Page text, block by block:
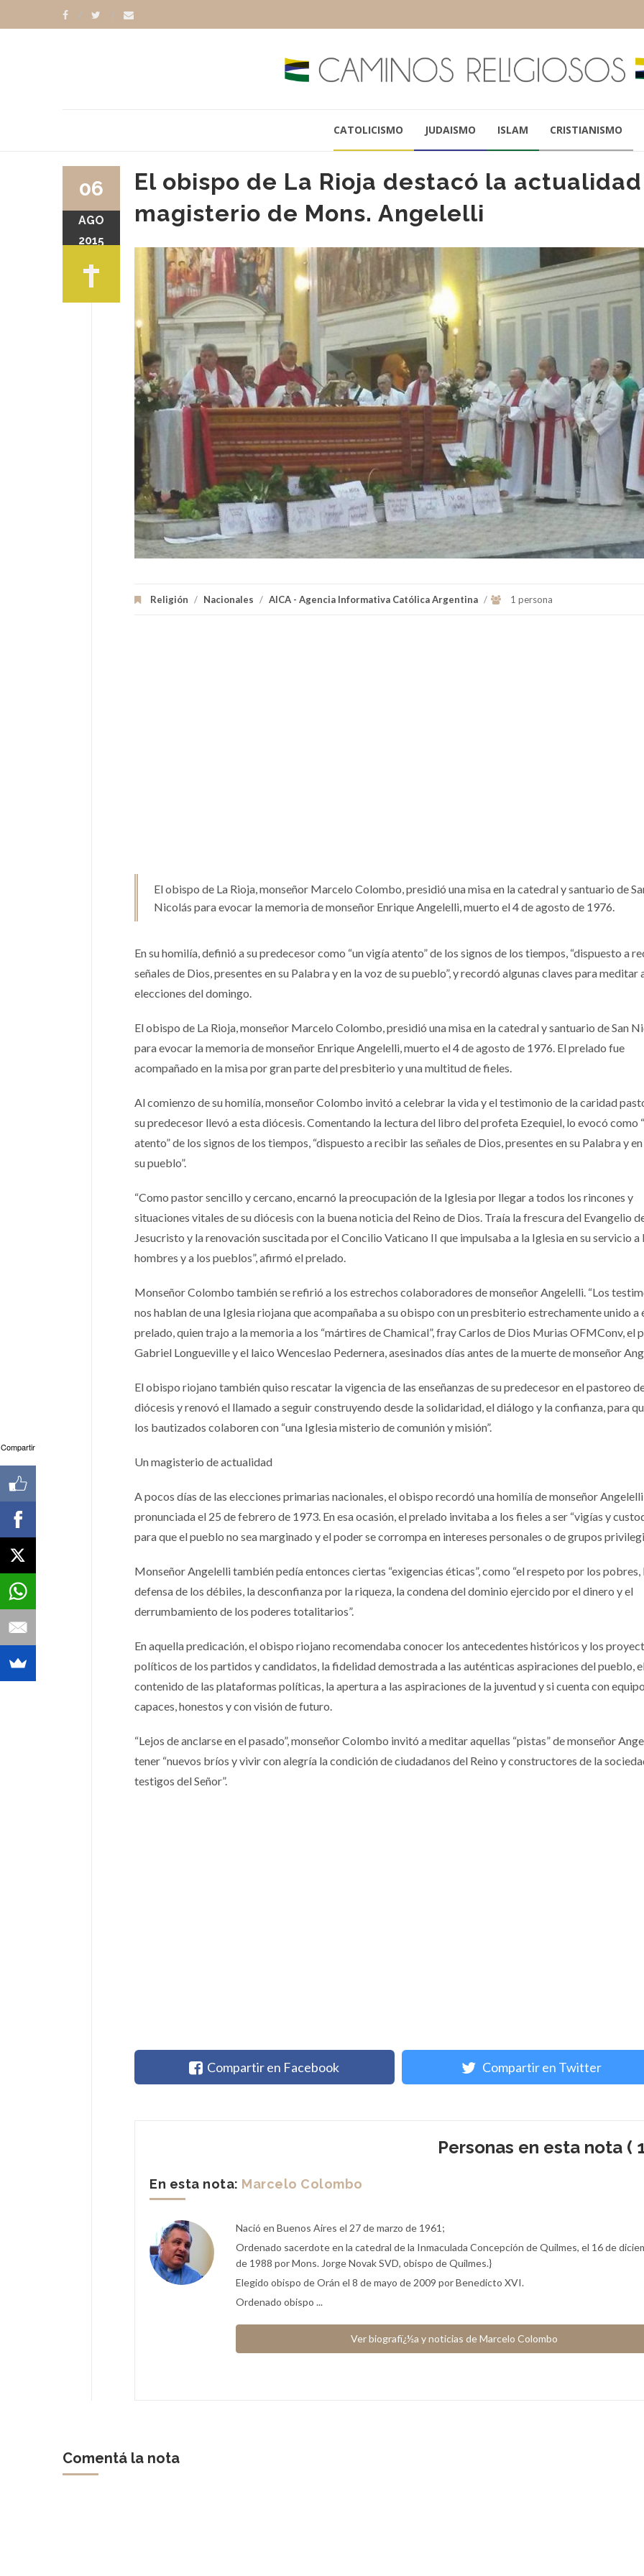
CATOLICISMO JUDAISMO ISLAM CRISTIANISMO
El obispo de La Rioja destacó la
magisterio de Mons. Angelelli
Religión / Nacionales / AICA - Agencia Informativa Católica Argentina / 1 persona
06
AGO
2015
El obispo de La Rioja, monseñor Marcelo Colombo, presidió una misa en la catedral y santuario de
Nicolás para evocar la memoria de monseñor Enrique Angelelli, muerto el 4 de agosto de 1976.
En su homilía, definió a su predecesor como “un vigía atento” de los signos de los tiempos, “dispuesto a
señales de Dios, presentes en su Palabra y en la voz de su pueblo”, y recordó algunas claves para meditar
elecciones del domingo.
El obispo de La Rioja, monseñor Marcelo Colombo, presidió una misa en la catedral y santuario de San
para evocar la memoria de monseñor Enrique Angelelli, muerto el 4 de agosto de 1976. El prelado fue
acompañado en la misa por gran parte del presbiterio y una multitud de fieles.
Al comienzo de su homilía, monseñor Colombo invitó a celebrar la vida y el testimonio de la caridad
su predecesor llevó a esta diócesis. Comentando la lectura del libro del profeta Ezequiel, lo evocó como
atento” de los signos de los tiempos, “dispuesto a recibir las señales de Dios, presentes en su Palabra y
su pueblo”.
“Como pastor sencillo y cercano, encarnó la preocupación de la Iglesia por llegar a todos los rincones y
situaciones vitales de su diócesis con la buena noticia del Reino de Dios. Traía la frescura del Evangelio
Jesucristo y la renovación suscitada por el Concilio Vaticano II que impulsaba a la Iglesia en su servicio a
hombres y a los pueblos”, afirmó el prelado.
Monseñor Colombo también se refirió a los estrechos colaboradores de monseñor Angelelli. “Los
nos hablan de una Iglesia riojana que acompañaba a su obispo con un presbiterio estrechamente unido a
prelado, quien trajo a la memoria a los “mártires de Chamical”, fray Carlos de Dios Murias OFMConv, el
Gabriel Longueville y el laico Wenceslao Pedernera, asesinados días antes de la muerte de monseñor
El obispo riojano también quiso rescatar la vigencia de las enseñanzas de su predecesor en el pastoreo
diócesis y renovó el llamado a seguir construyendo desde la solidaridad, el diálogo y la confianza, para
los bautizados colaboren con “una Iglesia misterio de comunión y misión”.
Un magisterio de actualidad
A pocos días de las elecciones primarias nacionales, el obispo recordó una homilía de monseñor Angelelli
pronunciada el 25 de febrero de 1973. En esa ocasión, el prelado invitaba a los fieles a ser “vigías y
para que el pueblo no sea marginado y el poder se corrompa en intereses personales o de grupos
Monseñor Angelelli también pedía entonces ciertas “exigencias éticas”, como “el respeto por los pobres,
defensa de los débiles, la desconfianza por la riqueza, la condena del dominio ejercido por el dinero y el
derrumbamiento de los poderes totalitarios”.
En aquella predicación, el obispo riojano recomendaba conocer los antecedentes históricos y los
políticos de los partidos y candidatos, la fidelidad demostrada a las auténticas aspiraciones del pueblo,
contenido de las plataformas políticas, la apertura a las aspiraciones de la juventud y si cuenta con
capaces, honestos y con visión de futuro.
“Lejos de anclarse en el pasado”, monseñor Colombo invitó a meditar aquellas “pistas” de monseñor
tener “nuevos bríos y vivir con alegría la condición de ciudadanos del Reino y constructores de la
testigos del Señor”.
Compartir en Facebook Compartir en Twitter
Personas en esta nota (
En esta nota: Marcelo Colombo
Nació en Buenos Aires el 27 de marzo de 1961;
Ordenado sacerdote en la catedral de la Inmaculada Concepción de Quilmes, el 16 de
de 1988 por Mons. Jorge Novak SVD, obispo de Quilmes.}
Elegido obispo de Orán el 8 de mayo de 2009 por Benedicto XVI.
Ordenado obispo ...
Ver biografï¿½a y noticias de Marcelo Colombo
Comentá la nota
Compartir